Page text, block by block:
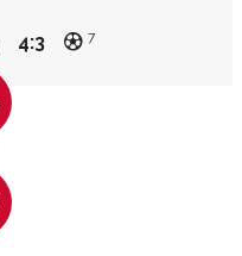
4:3 7